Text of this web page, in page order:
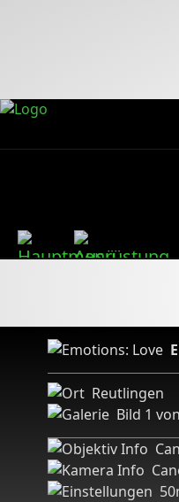
Reutlingen
Bild 1